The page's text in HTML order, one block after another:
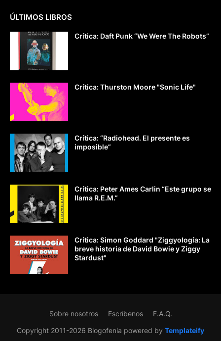
ÚLTIMOS LIBROS
Crítica: Daft Punk “We Were The Robots”
Crítica: Thurston Moore "Sonic Life"
Crítica: “Radiohead. El presente es
imposible”
Crítica: Peter Ames Carlin “Este grupo se
llama R.E.M.”
Crítica: Simon Goddard "Ziggyología: La
breve historia de David Bowie y Ziggy
Stardust"
Copyright 2011-2026 Blogofenia powered by Templateify
Sobre nosotros Escríbenos F.A.Q.